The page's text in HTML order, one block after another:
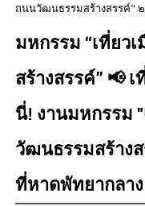
ถนนวัฒนธรรมสร้างสรรค์"
มหกรรม “เที่ยว
สร้างสรรค์” 📢
นี่! งานมหกรรม
วัฒนธรรมสร้าง
ที่หาดพัทยากลาง